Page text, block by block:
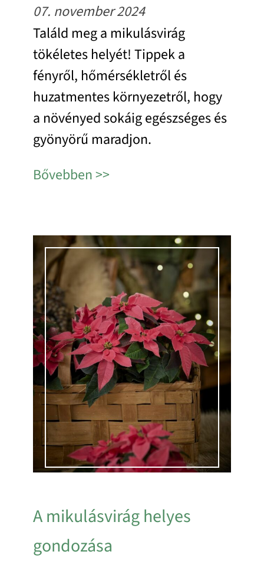
07. november 2024
Találd meg a mikulásvirág
tökéletes helyét! Tippek a
fényről, hőmérsékletről és
huzatmentes környezetről, hogy
a növényed sokáig egészséges és
gyönyörű maradjon.
Bővebben
A mikulásvirág helyes
gondozása